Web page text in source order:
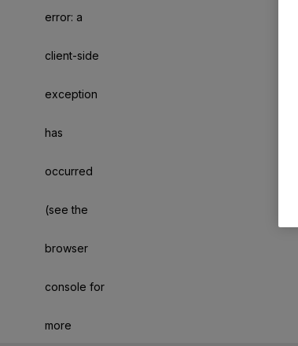
error: a
client-side
exception
has
occurred
(see the
browser
console for
more